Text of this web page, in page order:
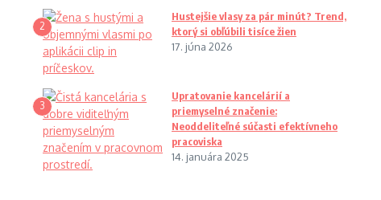
2
Hustejšie vlasy za pár minút? Trend,
ktorý si obľúbili tisíce žien
17. júna 2026
3
Upratovanie kancelárií a
priemyselné značenie:
Neoddeliteľné súčasti efektívneho
pracoviska
14. januára 2025